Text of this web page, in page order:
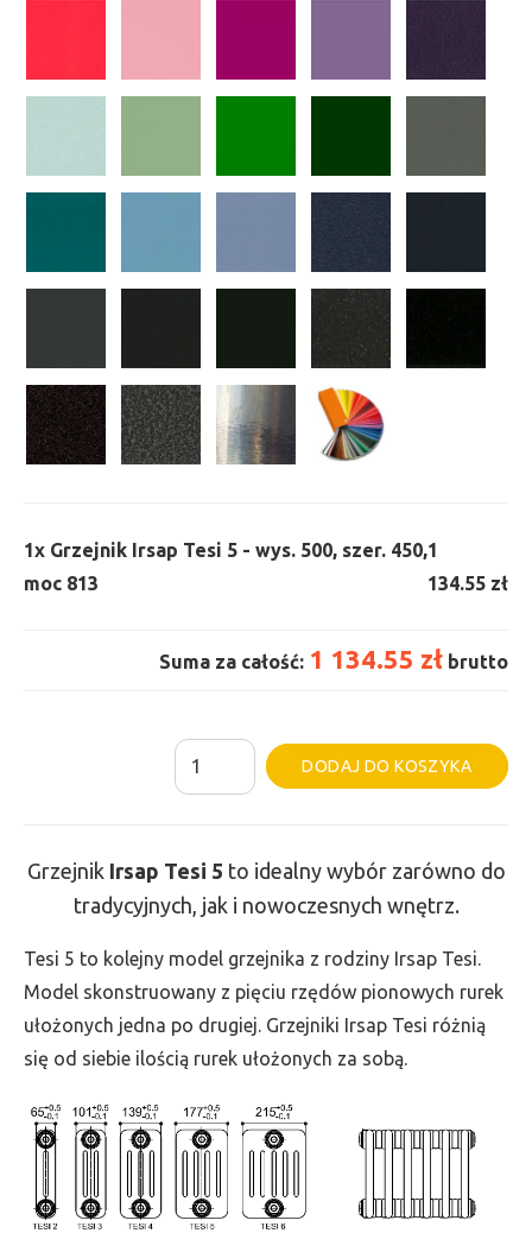
1x Grzejnik Irsap Tesi 5 - wys. 500, szer. 450,
moc 813
1
134.55 zł
Suma za całość: 1 134.55 zł brutto
ilość
Grzejnik
-
wys.
500,
szer.
450,
813
DODAJ DO KOSZYKA
Grzejnik Irsap Tesi 5 to idealny wybór zarówno do
tradycyjnych, jak i nowoczesnych wnętrz.
Tesi 5 to kolejny model grzejnika z rodziny Irsap Tesi.
Model skonstruowany z pięciu rzędów pionowych rurek
ułożonych jedna po drugiej. Grzejniki Irsap Tesi różnią
się od siebie ilością rurek ułożonych za sobą.